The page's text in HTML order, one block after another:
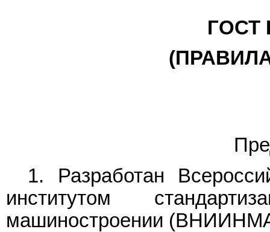
ГОСТ
1. Разработан
институтом
машиностроении